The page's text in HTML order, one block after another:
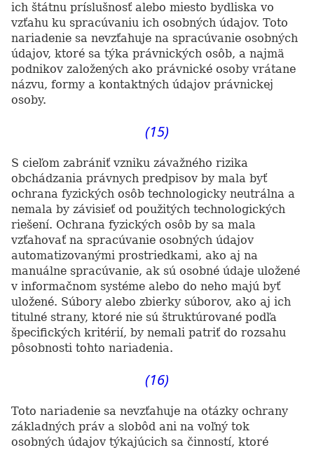
ich štátnu príslušnosť alebo miesto bydliska vo
vzťahu ku spracúvaniu ich osobných údajov. Toto
nariadenie sa nevzťahuje na spracúvanie osobných
údajov, ktoré sa týka právnických osôb, a najmä
podnikov založených ako právnické osoby vrátane
názvu, formy a kontaktných údajov právnickej
osoby.
(15)
S cieľom zabrániť vzniku závažného rizika
obchádzania právnych predpisov by mala byť
ochrana fyzických osôb technologicky neutrálna a
nemala by závisieť od použitých technologických
riešení. Ochrana fyzických osôb by sa mala
vzťahovať na spracúvanie osobných údajov
automatizovanými prostriedkami, ako aj na
manuálne spracúvanie, ak sú osobné údaje uložené
v informačnom systéme alebo do neho majú byť
uložené. Súbory alebo zbierky súborov, ako aj ich
titulné strany, ktoré nie sú štruktúrované podľa
špecifických kritérií, by nemali patriť do rozsahu
pôsobnosti tohto nariadenia.
(16)
Toto nariadenie sa nevzťahuje na otázky ochrany
základných práv a slobôd ani na voľný tok
osobných údajov týkajúcich sa činností, ktoré